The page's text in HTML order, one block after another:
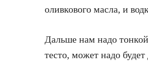
оливкового масла, и
Дальше нам надо
тесто, может надо